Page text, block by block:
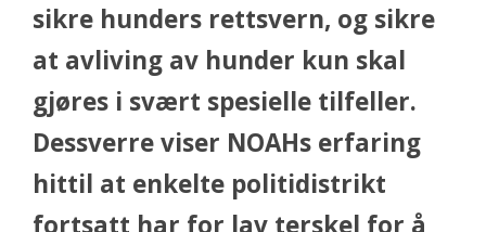
sikre hunders rettsvern, og sikre
at avliving av hunder kun skal
gjøres i svært spesielle tilfeller.
Dessverre viser NOAHs erfaring
hittil at enkelte politidistrikt
fortsatt har for lav terskel for å